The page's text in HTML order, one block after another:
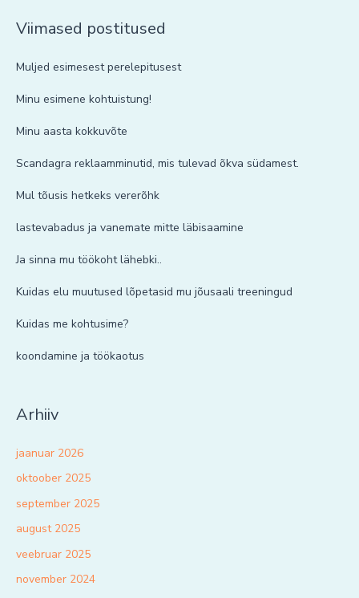
Viimased postitused
Muljed esimesest perelepitusest
Minu esimene kohtuistung!
Minu aasta kokkuvõte
Scandagra reklaamminutid, mis tulevad õkva südamest.
Mul tõusis hetkeks vererõhk
lastevabadus ja vanemate mitte läbisaamine
Ja sinna mu töökoht lähebki..
Kuidas elu muutused lõpetasid mu jõusaali treeningud
Kuidas me kohtusime?
koondamine ja töökaotus
Arhiiv
jaanuar 2026
oktoober 2025
september 2025
august 2025
veebruar 2025
november 2024